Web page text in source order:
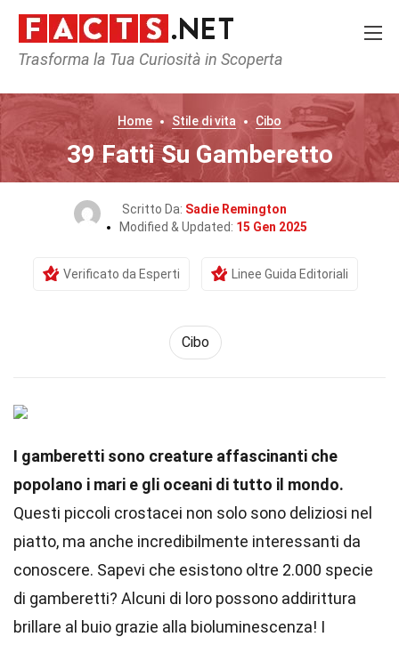
Trasforma la Tua Curiosità in Scoperta
Home Stile di vita Cibo
39 Fatti Su Gamberetto
Scritto Da: Sadie Remington
Modified & Updated: 15 Gen 2025
Verificato da Esperti Linee Guida Editoriali
Cibo
I gamberetti sono creature affascinanti che
popolano i mari e gli oceani di tutto il mondo.
Questi piccoli crostacei non solo sono deliziosi nel
piatto, ma anche incredibilmente interessanti da
conoscere. Sapevi che esistono oltre 2.000 specie
di gamberetti? Alcuni di loro possono addirittura
brillare al buio grazie alla bioluminescenza! I